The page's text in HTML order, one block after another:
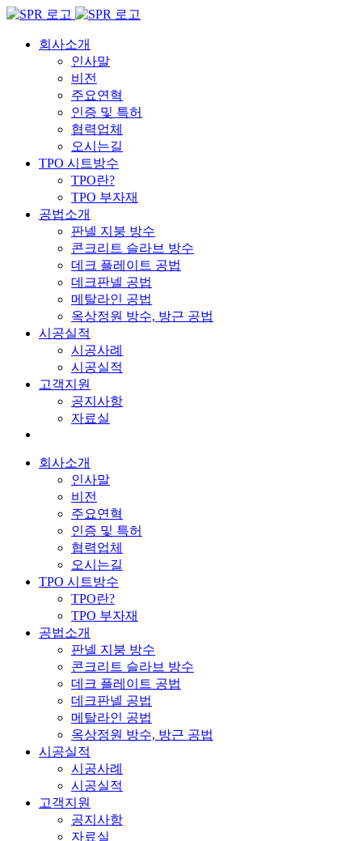
Skip
content회사소개
인사말
비전
주요연혁
인증 및 특허
협력업체
오시는길
TPO 시트방수
TPO란?
TPO 부자재
공법소개
판넬 지붕 방수
콘크리트 슬라브 방수
데크 플레이트 공법
데크판넬 공법
메탈라인 공법
옥상정원 방수, 방근 공법
시공실적
시공사례
시공실적
고객지원
공지사항
자료실
회사소개
인사말
비전
주요연혁
인증 및 특허
협력업체
오시는길
TPO 시트방수
TPO란?
TPO 부자재
공법소개
판넬 지붕 방수
콘크리트 슬라브 방수
데크 플레이트 공법
데크판넬 공법
메탈라인 공법
옥상정원 방수, 방근 공법
시공실적
시공사례
시공실적
고객지원
공지사항
자료실